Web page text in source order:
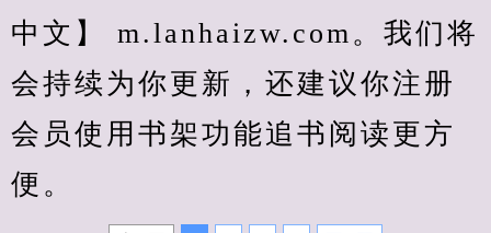
中文】 m.lanhaizw.com。我们将
会持续为你更新，还建议你注册
会员使用书架功能追书阅读更方
便。